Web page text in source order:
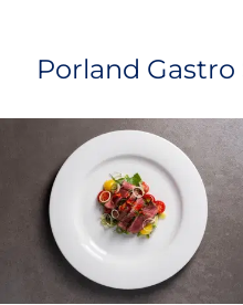
Porland